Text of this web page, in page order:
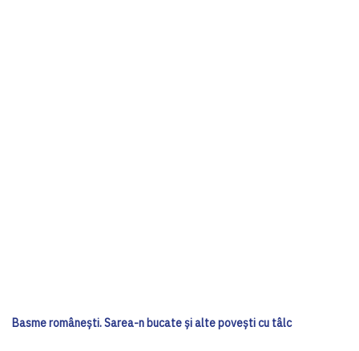
Basme românești. Sarea-n bucate și alte povești cu tâlc